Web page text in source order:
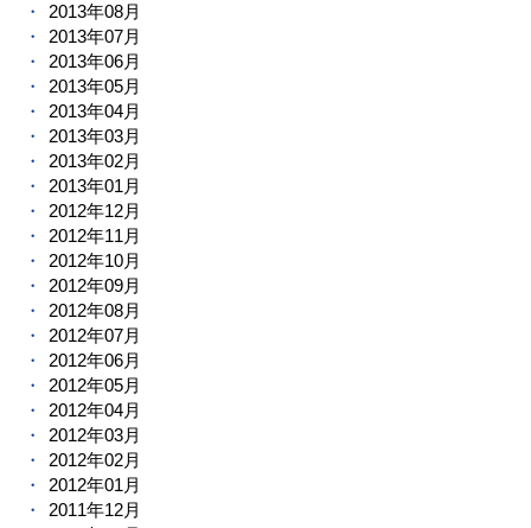
2013年08月
2013年07月
2013年06月
2013年05月
2013年04月
2013年03月
2013年02月
2013年01月
2012年12月
2012年11月
2012年10月
2012年09月
2012年08月
2012年07月
2012年06月
2012年05月
2012年04月
2012年03月
2012年02月
2012年01月
2011年12月